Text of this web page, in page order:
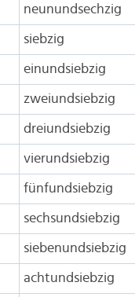
neunundsechzig
siebzig
einundsiebzig
zweiundsiebzig
dreiundsiebzig
vierundsiebzig
fünfundsiebzig
sechsundsiebzig
siebenundsiebzig
achtundsiebzig